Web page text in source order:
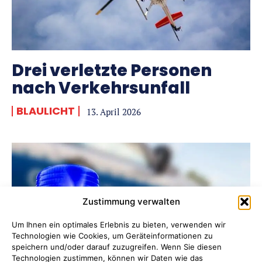
SOZIALES & BILDUNG
POLITIK & WIRTSCHAFT
LAND & LEUTE
DIES & DAS
BLAULICHT
SOZIALES & BILDUNG
POLITIK & WIRTSCHAFT
LAND & LEUTE
DIES & DAS
BLAULICHT
Zustimmung verwalten
Um Ihnen ein optimales Erlebnis zu bieten, verwenden wir
Technologien wie Cookies, um Geräteinformationen zu
speichern und/oder darauf zuzugreifen. Wenn Sie diesen
Technologien zustimmen, können wir Daten wie das
Drei verletzte Personen
nach Verkehrsunfall
BLAULICHT 13. April 2026